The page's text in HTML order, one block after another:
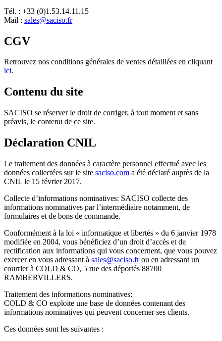
Tél. : +33 (0)1.53.14.11.15
Mail : sales@saciso.fr
CGV
Retrouvez nos conditions générales de ventes détaillées en cliquant
ici.
Contenu du site
SACISO se réserver le droit de corriger, à tout moment et sans
préavis, le contenu de ce site.
Déclaration CNIL
Le traitement des données à caractère personnel effectué avec les
données collectées sur le site saciso.com a été déclaré auprès de la
CNIL le 15 février 2017.
Collecte d’informations nominatives: SACISO collecte des
informations nominatives par l’intermédiaire notamment, de
formulaires et de bons de commande.
Conformément à la loi « informatique et libertés » du 6 janvier 1978
modifiée en 2004, vous bénéficiez d’un droit d’accès et de
rectification aux informations qui vous concernent, que vous pouvez
exercer en vous adressant à sales@saciso.frou en adressant un
courrier à COLD & CO, 5 rue des déportés 88700
RAMBERVILLERS.
Traitement des informations nominatives:
COLD & CO exploite une base de données contenant des
informations nominatives qui peuvent concerner ses clients.
Ces données sont les suivantes :